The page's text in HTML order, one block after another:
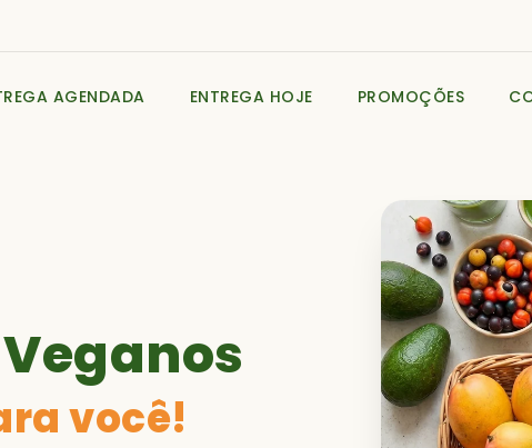
AGENDADA ENTREGA HOJE PROMOÇÕES
você!